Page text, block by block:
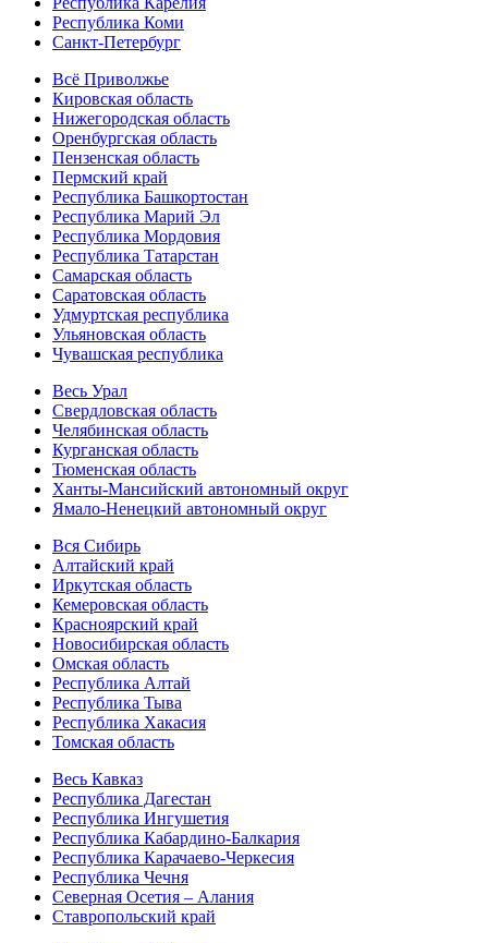
Республика Коми
Санкт-Петербург
Всё Приволжье
Кировская область
Нижегородская область
Оренбургская область
Пензенская область
Пермский край
Республика Башкортостан
Республика Марий Эл
Республика Мордовия
Республика Татарстан
Самарская область
Саратовская область
Удмуртская республика
Ульяновская область
Чувашская республика
Весь Урал
Свердловская область
Челябинская область
Курганская область
Тюменская область
Ханты-Мансийский автономный округ
Ямало-Ненецкий автономный округ
Вся Сибирь
Алтайский край
Иркутская область
Кемеровская область
Красноярский край
Новосибирская область
Омская область
Республика Алтай
Республика Тыва
Республика Хакасия
Томская область
Весь Кавказ
Республика Дагестан
Республика Ингушетия
Республика Кабардино-Балкария
Республика Карачаево-Черкесия
Республика Чечня
Северная Осетия – Алания
Ставропольский край